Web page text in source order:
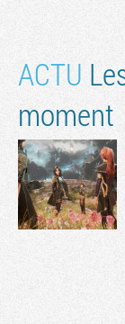
ACTU
moment